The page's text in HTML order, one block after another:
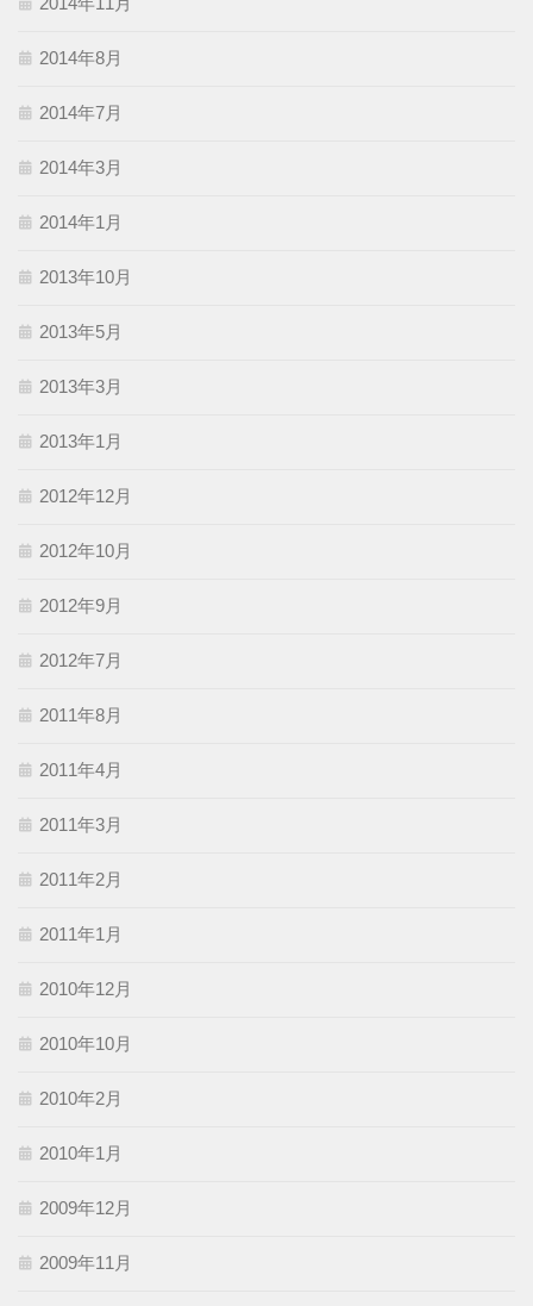
2014年8月
2014年7月
2014年3月
2014年1月
2013年10月
2013年5月
2013年3月
2013年1月
2012年12月
2012年10月
2012年9月
2012年7月
2011年8月
2011年4月
2011年3月
2011年2月
2011年1月
2010年12月
2010年10月
2010年2月
2010年1月
2009年12月
2009年11月